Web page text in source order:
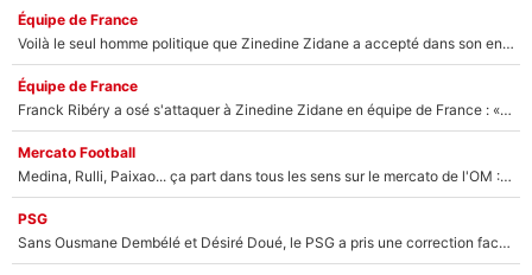
Équipe de France
Voilà le seul homme politique que Zinedine Zidane a accepté dans son entourage : «Je garde un très bon souvenir de lui»
Équipe de France
Franck Ribéry a osé s'attaquer à Zinedine Zidane en équipe de France : «Je n'aurais jamais fait ça»
Mercato Football
Medina, Rulli, Paixao... ça part dans tous les sens sur le mercato de l'OM : Frank McCourt va enfin récupérer l'argent qu'il attend ?
PSG
Sans Ousmane Dembélé et Désiré Doué, le PSG a pris une correction face à Majorque : Luis Enrique attend avec impatience des renforts !